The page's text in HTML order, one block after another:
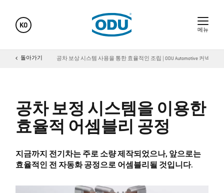
KO
메뉴
돌아가기
ODU Automotive 공차 보상 시스템 사용을 통한 효율적인 조립 | ODU Automotive 커넥터
공차 보정 시스템을 이용한
효율적 어셈블리 공정
지금까지 전기차는 주로 소량 제작되었으나, 앞으로는
효율적인 전 자동화 공정으로 어셈블리될 것입니다.